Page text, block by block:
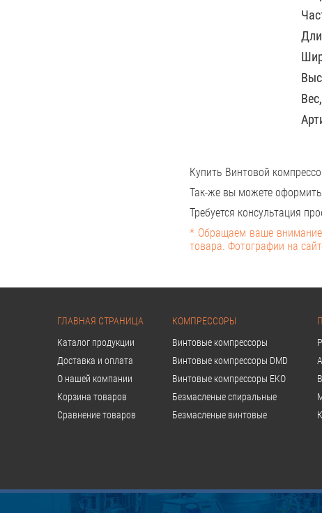
Купить Винтовой
Так-же вы можете
Требуется консультация
* Обращаем ваше
товара. Фотографии на
ГЛАВНАЯ СТРАНИЦА
Каталог продукции
Доставка и оплата
О нашей компании
Корзина товаров
Сравнение товаров
КОМПРЕССОРЫ
Винтовые компрессоры
Винтовые компрессоры DMD
Винтовые компрессоры EKO
Безмасленые спиральные
Безмасленые винтовые